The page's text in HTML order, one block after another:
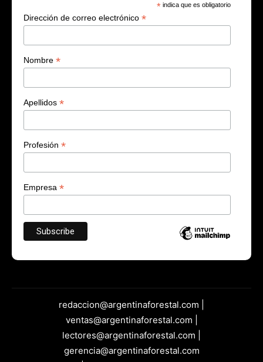
* indica que es obligatorio
Dirección de correo electrónico *
Nombre *
Apellidos *
Profesión *
Empresa *
redaccion@argentinaforestal.com |
ventas@argentinaforestal.com |
lectores@argentinaforestal.com |
gerencia@argentinaforestal.com